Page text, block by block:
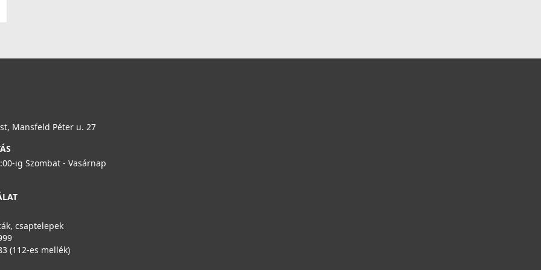
és a költséghatékony működés!
hogy csaptelepe stabilan és biztonságosan
munkalapok esetén is. Hosszabb élettartam,
vízhasználathoz!
A hajlékony kialakítás megkönnyíti a
élettartamot és a megbízható működést.
Mansfeld Péter u. 27
ig Szombat - Vasárnap
csaptelepek
(112-es mellék)